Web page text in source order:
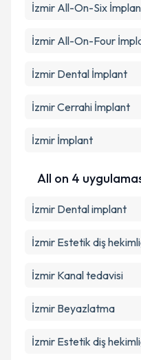
İzmir All-On-Six
İzmir All-On-Four
İzmir Dental İmplant
İzmir Cerrahi İmplant
İzmir İmplant
All on 4
İzmir Dental implant
İzmir Estetik diş
İzmir Kanal tedavisi
İzmir Beyazlatma
İzmir Estetik diş